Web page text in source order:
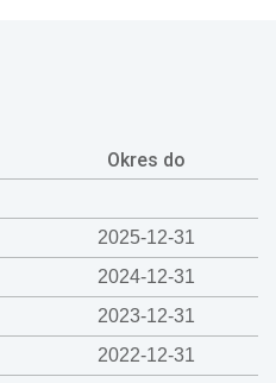
Okres do
2025-12-31
2024-12-31
2023-12-31
2022-12-31